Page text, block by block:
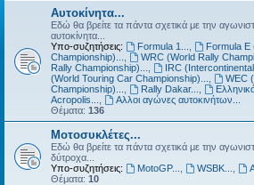
Αυτοκίνητα...
Εδώ θα βρείτε τα πάντα σχετικά με την
αυτοκίνητα...
Υπο-συζητήσεις:
Formula 1...
Formula E
Championship)...
WRC (World Rally
Rally Championship)...
IRC
(World Touring Car Championship)...
WEC
Championship)...
Rally Dakar...
Acropolis...
Αλλοι αγώνες αυτοκινήτων...
Θέματα: 136
Μοτοσυκλέτες...
Εδώ θα βρείτε τα πάντα σχετικά με την
δύτροχα...
Υπο-συζητήσεις:
MotoGP... WSBK...
Θέματα: 10